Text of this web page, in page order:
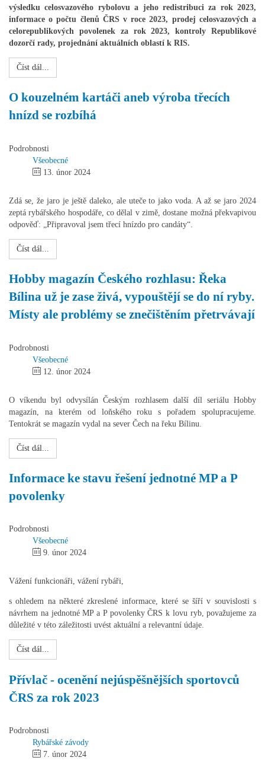
výsledku celosvazového rybolovu a jeho redistribuci za rok 2023,
informace o počtu členů ČRS v roce 2023, prodej celosvazových a
celorepublikových povolenek za rok 2023, kontroly Republikové
dozorčí rady, projednání aktuálních oblastí k RIS.
Číst dál...
O kouzelném kartáči aneb výroba třecích
hnízd se rozbíhá
Podrobnosti
Všeobecné
13. únor 2024
Zdá se, že jaro je ještě daleko, ale uteče to jako voda. A až se jaro 2024
zeptá rybářského hospodáře, co dělal v zimě, dostane možná překvapivou
odpověď: „Připravoval jsem třecí hnízdo pro candáty“.
Číst dál...
Hobby magazín Českého rozhlasu: Řeka
Bílina už je zase živá, vypouštějí se do ní ryby.
Místy ale problémy se znečištěním přetrvávají
Podrobnosti
Všeobecné
12. únor 2024
O víkendu byl odvysílán Českým rozhlasem další díl seriálu Hobby
magazín, na kterém od loňského roku s pořadem spolupracujeme.
Tentokrát se magazín vydal na sever Čech na řeku Bílinu.
Číst dál...
Informace ke stavu řešení jednotné MP a P
povolenky
Podrobnosti
Všeobecné
9. únor 2024
Vážení funkcionáři, vážení rybáři,
s ohledem na některé zkreslené informace, které se šíří v souvislosti s
návrhem na jednotné MP a P povolenky ČRS k lovu ryb, považujeme za
důležité v této záležitosti uvést aktuální a relevantní údaje.
Číst dál...
Přívlač - ocenění nejúspěšnějších sportovců
ČRS za rok 2023
Podrobnosti
Rybářské závody
7. únor 2024